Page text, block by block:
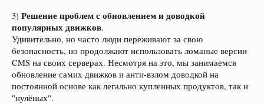
3) Решение проблем с обновлением и доводкой
популярных движков.
Удивительно, но часто люди переживают за свою
безопасность, но продолжают использовать ломаные версии
CMS на своих серверах. Несмотря на это, мы занимаемся
обновление самих движков и анти-взлом доводкой на
постоянной основе как легально купленных продуктов, так и
"нулёных".